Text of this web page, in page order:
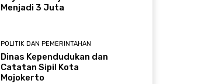
Menjadi 3 Juta
POLITIK DAN PEMERINTAHAN
Dinas Kependudukan dan
Catatan Sipil Kota
Mojokerto